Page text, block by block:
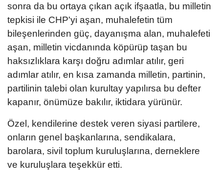
sonra da bu ortaya çıkan açık ifşaatla, bu milletin
tepkisi ile CHP'yi aşan, muhalefetin tüm
bileşenlerinden güç, dayanışma alan, muhalefeti
aşan, milletin vicdanında köpürüp taşan bu
haksızlıklara karşı doğru adımlar atılır, geri
adımlar atılır, en kısa zamanda milletin, partinin,
partilinin talebi olan kurultay yapılırsa bu defter
kapanır, önümüze bakılır, iktidara yürünür.
Özel, kendilerine destek veren siyasi partilere,
onların genel başkanlarına, sendikalara,
barolara, sivil toplum kuruluşlarına, derneklere
ve kuruluşlara teşekkür etti.